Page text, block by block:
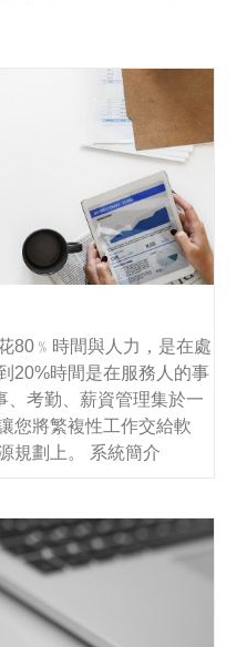
80﹪時間與人力，是在處
20%時間是在服務人的事
、考勤、薪資管理集於一
您將繁複性工作交給軟
規劃上。 系統簡介